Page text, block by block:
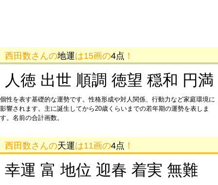
西田数さんの地運は15画の4点 ！
人徳 出世 順調 徳望 穏和 円満
個性を表す基礎的な運勢です。性格形成や対人関係、行動力など家庭環境に
影響されます。主に誕生してから20歳くらいまでの若年期の運勢を表しま
す。名前の合計画数。
西田数さんの天運は11画の4点 ！
幸運 富 地位 迎春 着実 無難